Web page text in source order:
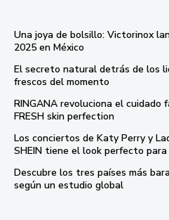
Una joya de bolsillo: Victorinox
2025 en México
El secreto natural detrás de los
frescos del momento
RINGANA revoluciona el
FRESH skin perfection
Los conciertos de Katy Perry y
SHEIN tiene el look perfecto
Descubre los tres países más
según un estudio global